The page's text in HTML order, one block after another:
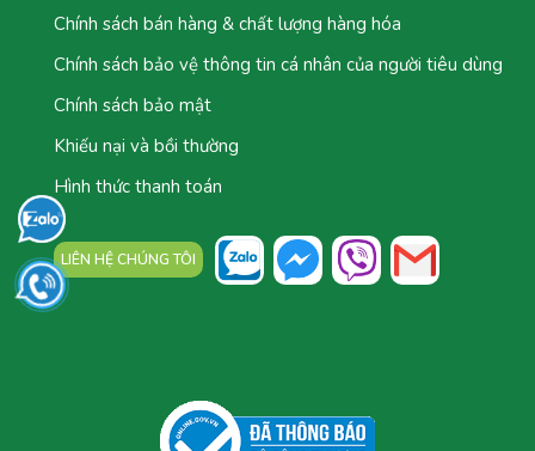
Chính sách bán hàng & chất lượng hàng hóa
Chính sách bảo vệ thông tin cá nhân của người tiêu dùng
Chính sách bảo mật
Khiếu nại và bồi thường
Hình thức thanh toán
LIÊN HỆ CHÚNG TÔI